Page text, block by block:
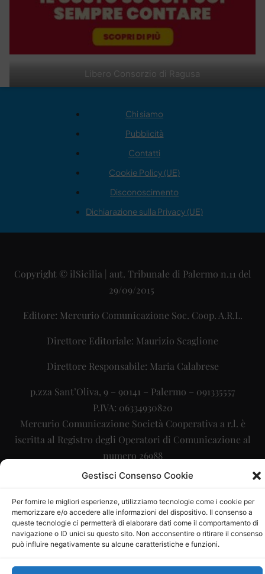
Gestisci Consenso Cookie
Per fornire le migliori esperienze, utilizziamo tecnologie come i cookie per
memorizzare e/o accedere alle informazioni del dispositivo. Il consenso a
queste tecnologie ci permetterà di elaborare dati come il comportamento di
navigazione o ID unici su questo sito. Non acconsentire o ritirare il consenso
può influire negativamente su alcune caratteristiche e funzioni.
Libero Consorzio di Ragusa
Chi siamo
Pubblicità
Contatti
Cookie Policy (UE)
Disconoscimento
Dichiarazione sulla Privacy (UE)
Copyright © ilSicilia | aut. Tribunale di Palermo n.11 del
29/09/2015
Editore: Mercurio Comunicazione Soc. Coop. A.R.L.
Direttore Editoriale: Maurizio Scaglione
Direttore Responsabile: Maria Calabrese
p.zza Sant’Oliva, 9 – 90141 – Palermo – 091335557
P.IVA: 06334930820
Mercurio Comunicazione Società Cooperativa a r.l. è
iscritta al Registro degli Operatori di Comunicazione al
numero 26988
Sito gestito daLa Digitale srl– info@ladigitale.it